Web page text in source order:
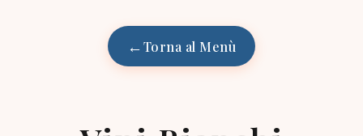
Torna al Menù